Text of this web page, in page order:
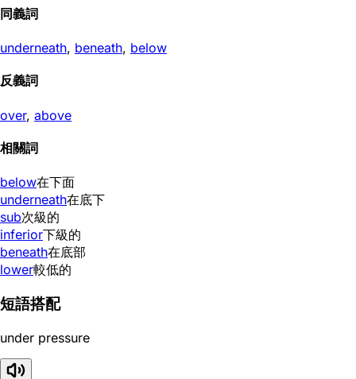
同義詞
underneath, beneath, below
反義詞
over, above
相關詞
below在下面
underneath在底下
sub次級的
inferior下級的
beneath在底部
lower較低的
短語搭配
under pressure